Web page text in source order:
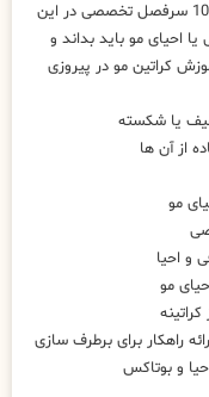
پیشرفته و مستری عریس شرکت کنند؛ حداقل 10 سرفصل تخصصی در این
یا احیای مو باید بداند و
کراتین مو در پیروزی